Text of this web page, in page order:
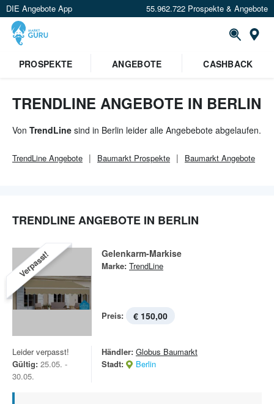
DIE Angebote App 55.962.722 Prospekte & Angebote
PROSPEKTE ANGEBOTE CASHBACK
TRENDLINE ANGEBOTE IN BERLIN
Von TrendLine sind in Berlin leider alle Angebebote abgelaufen.
TrendLine Angebote Baumarkt Prospekte Baumarkt Angebote
TRENDLINE ANGEBOTE IN BERLIN
Verpasst! Gelenkarm-Markise
Marke: TrendLine
Preis: € 150,00
Leider verpasst!
Gültig: 25.05. -
30.05.
Händler: Globus Baumarkt
Stadt:
Berlin